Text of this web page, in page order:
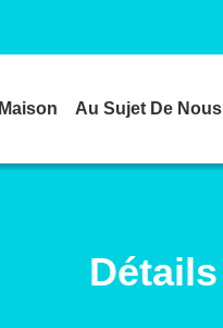
Maison Au Sujet De Nous